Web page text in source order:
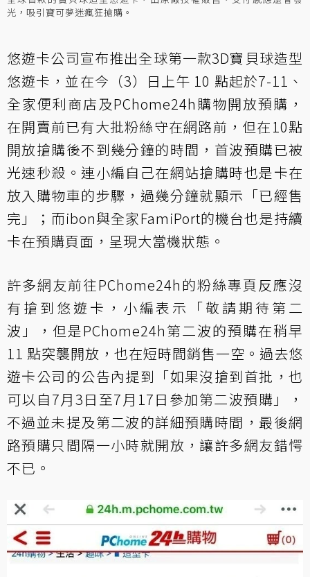
光，吸引寶可夢迷瘋狂搶購。
悠遊卡公司宣布推出全球第一款3D寶貝球造型
悠遊卡，並在今（3）日上午 10 點起於7-11、
全家便利商店及PChome24h購物開放預購，
在開賣前已有大批粉絲守在網路前，但在10點
開放搶購後不到幾分鐘的時間，首波預購已被
光速秒殺。連小編自己在網站搶購時也是卡在
放入購物車的步驟，過幾分鐘就顯示「已經售
完」；而ibon與全家FamiPort的機台也是持續
卡在預購頁面，呈現大當機狀態。
許多網友前往PChome24h的粉絲專頁反應沒
有搶到悠遊卡，小編表示「敬請期待第二
波」，但是PChome24h第二波的預購在稍早
11 點突襲開放，也在短時間銷售一空。過去悠
遊卡公司的公告內提到「如果沒搶到首批，也
可以自7月3日至7月17日參加第二波預購」，
不過並未提及第二波的詳細預購時間，最後網
路預購只間隔一小時就開放，讓許多網友錯愕
不已。